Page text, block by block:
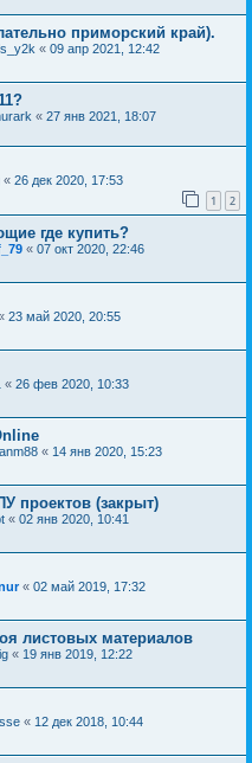
приморский край).
« 09 апр 2021, 12:42
« 27 янв 2021, 18:07
« 26 дек 2020, 17:53
1 2
где купить?
« 07 окт 2020, 22:46
23 май 2020, 20:55
« 26 фев 2020, 10:33
« 14 янв 2020, 15:23
проектов (закрыт)
« 02 янв 2020, 10:41
« 02 май 2019, 17:32
листовых материалов
« 19 янв 2019, 12:22
« 12 дек 2018, 10:44